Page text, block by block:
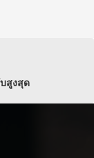
สูงสุด